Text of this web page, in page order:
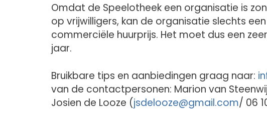
Omdat de Speelotheek een organisatie is
op vrijwilligers, kan de organisatie slechts
commerciële huurprijs. Het moet dus een
jaar.
Bruikbare tips en aanbiedingen graag naar:
van de contactpersonen: Marion van
Josien de Looze (jsdelooze@gmail.com/ 06